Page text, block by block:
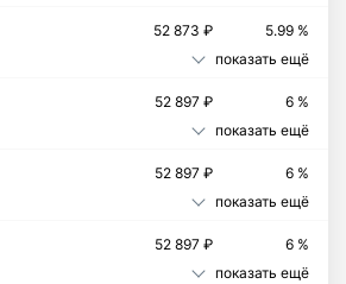
52 873 ₽
5.99 %
показать ещё
52 897 ₽
6 %
показать ещё
52 897 ₽
6 %
показать ещё
52 897 ₽
6 %
показать ещё